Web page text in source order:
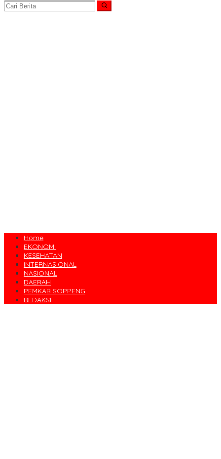
Home
EKONOMI
KESEHATAN
INTERNASIONAL
NASIONAL
DAERAH
PEMKAB SOPPENG
REDAKSI